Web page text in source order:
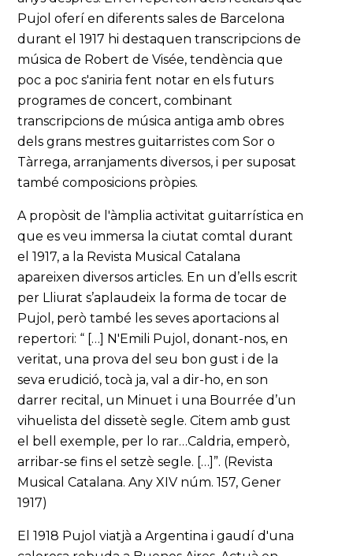
Pujol oferí en diferents sales de Barcelona
durant el 1917 hi destaquen transcripcions de
música de Robert de Visée, tendència que
poc a poc s'aniria fent notar en els futurs
programes de concert, combinant
transcripcions de música antiga amb obres
dels grans mestres guitarristes com Sor o
Tàrrega, arranjaments diversos, i per suposat
també composicions pròpies.
A propòsit de l'àmplia activitat guitarrística en
que es veu immersa la ciutat comtal durant
el 1917, a la Revista Musical Catalana
apareixen diversos articles. En un d’ells escrit
per Lliurat s’aplaudeix la forma de tocar de
Pujol, però també les seves aportacions al
repertori: “ […] N'Emili Pujol, donant-nos, en
veritat, una prova del seu bon gust i de la
seva erudició, tocà ja, val a dir-ho, en son
darrer recital, un Minuet i una Bourrée d’un
vihuelista del dissetè segle. Citem amb gust
el bell exemple, per lo rar…Caldria, emperò,
arribar-se fins el setzè segle. […]”. (Revista
Musical Catalana. Any XIV núm. 157, Gener
1917)
El 1918 Pujol viatjà a Argentina i gaudí d'una